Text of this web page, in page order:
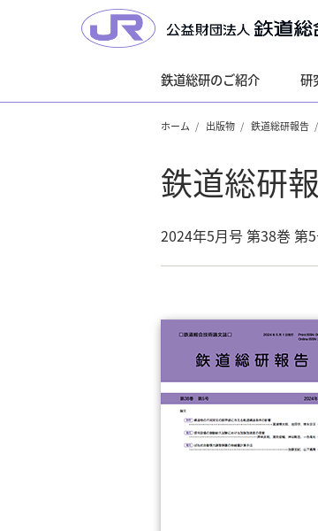
鉄道総研のご紹介 研
ホーム 出版物 鉄道総研報告
鉄道総研
2024年5月号 第38巻 第